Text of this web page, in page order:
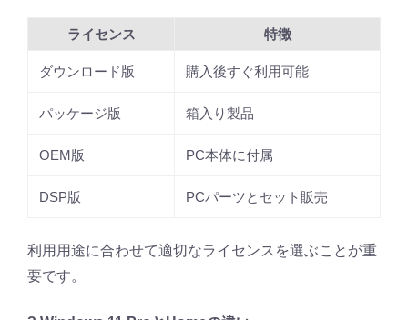
ライセンス 特徴
ダウンロード版 購入後すぐ利用可能
パッケージ版 箱入り製品
OEM版 PC本体に付属
DSP版 PCパーツとセット販売
利用用途に合わせて適切なライセンスを選ぶことが重
要です。